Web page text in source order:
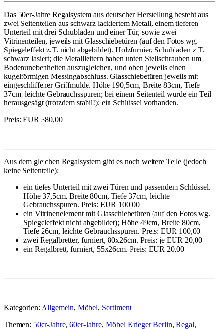
Das 50er-Jahre Regalsystem aus deutscher Herstellung besteht aus
zwei Seitenteilen aus schwarz lackiertem Metall, einem tieferen
Unterteil mit drei Schubladen und einer Tür, sowie zwei
Vitrinenteilen, jeweils mit Glasschiebetüren (auf den Fotos wg.
Spiegeleffekt z.T. nicht abgebildet). Holzfurnier, Schubladen z.T.
schwarz lasiert; die Metallleitern haben unten Stellschrauben um
Bodenunebenheiten auszugleichen, und oben jeweils einen
kugelförmigen Messingabschluss. Glasschiebetüren jeweils mit
eingeschliffener Griffmulde. Höhe 190,5cm, Breite 83cm, Tiefe
37cm; leichte Gebrauchsspuren; bei einem Seitenteil wurde ein Teil
herausgesägt (trotzdem stabil!); ein Schlüssel vorhanden.
Preis: EUR 380,00
Aus dem gleichen Regalsystem gibt es noch weitere Teile (jedoch
keine Seitenteile):
ein tiefes Unterteil mit zwei Türen und passendem Schlüssel.
Höhe 37,5cm, Breite 80cm, Tiefe 37cm, leichte
Gebrauchsspuren. Preis: EUR 100,00
ein Vitrinenelement mit Glasschiebetüren (auf den Fotos wg.
Spiegeleffekt nicht abgebildet); Höhe 49cm, Breite 80cm,
Tiefe 26cm, leichte Gebrauchsspuren. Preis: EUR 100,00
zwei Regalbretter, furniert, 80x26cm. Preis: je EUR 20,00
ein Regalbrett, furniert, 55x26cm. Preis: EUR 20,00
Kategorien: Allgemein, Möbel, Sortiment
Themen: 50er-Jahre, 60er-Jahre, Möbel Krieger Berlin, Regal,